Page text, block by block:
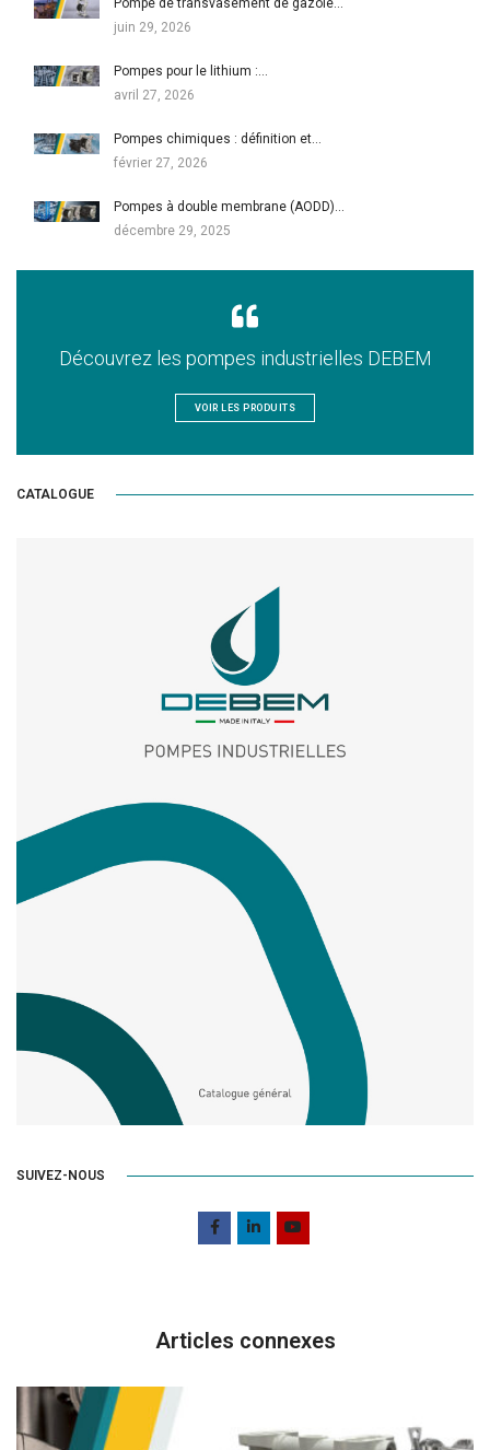
Pompe de transvasement de gazole…
juin 29, 2026
Pompes pour le lithium :…
avril 27, 2026
Pompes chimiques : définition et…
février 27, 2026
Pompes à double membrane (AODD)…
décembre 29, 2025
Découvrez les pompes industrielles DEBEM
VOIR LES PRODUITS
CATALOGUE
SUIVEZ-NOUS
Articles connexes